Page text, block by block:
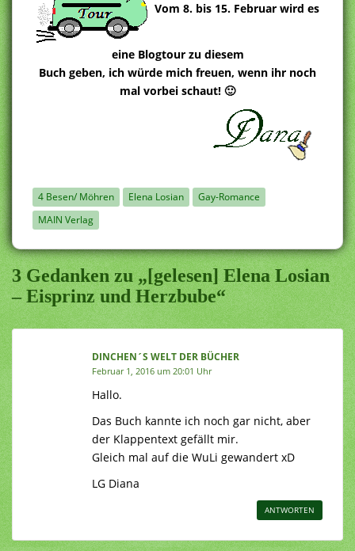
Vom 8. bis 15. Februar wird es
eine Blogtour zu diesem
Buch geben, ich würde mich freuen, wenn ihr noch
mal vorbei schaut! 🙂
4 Besen/ Möhren Elena Losian
Gay-Romance
MAIN Verlag
3 Gedanken zu „[gelesen] Elena Losian
– Eisprinz und Herzbube“
DINCHEN´S WELT DER BÜCHER
Februar 1, 2016 um 20:01 Uhr
Hallo.
Das Buch kannte ich noch gar nicht, aber
der Klappentext gefällt mir.
Gleich mal auf die WuLi gewandert xD
LG Diana
ANTWORTEN